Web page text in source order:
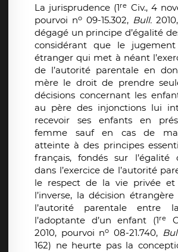
La jurisprudence (1re Civ., 4
pourvoi no 09-15.302, Bull.
dégagé un principe d’égalité
considérant que le
étranger qui met à néant
de l’autorité parentale en
mère le droit de prendre
décisions concernant les
au père des injonctions lui
recevoir ses enfants en
femme sauf en cas de
atteinte à des principes
français, fondés sur l’égalité
dans l’exercice de l’autorité
le respect de la vie privée et
l’inverse, la décision
l’autorité parentale entre
l’adoptante d’un enfant (1re
2010, pourvoi no 08-21.740,
162) ne heurte pas la